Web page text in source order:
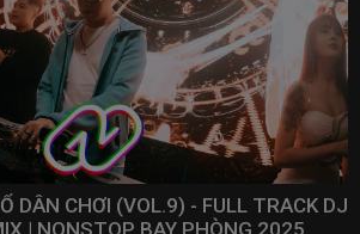
DÂN CHƠI (VOL.9) - FULL TRACK DJ
| NONSTOP BAY PHÒNG 2025